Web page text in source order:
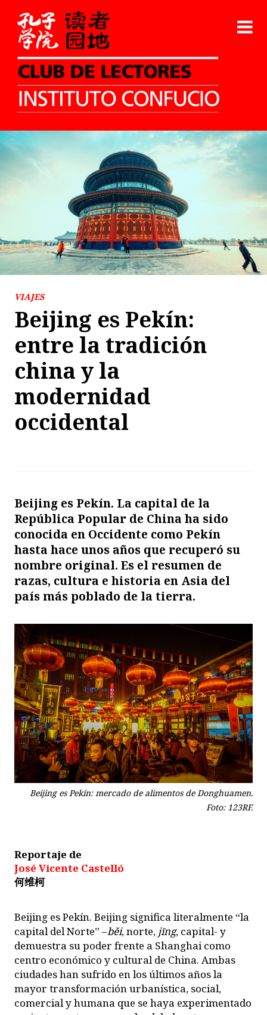
VIAJES
Beijing es Pekín:
entre la tradición
china y la
modernidad
occidental
Beijing es Pekín. La capital de la
República Popular de China ha sido
conocida en Occidente como Pekín
hasta hace unos años que recuperó su
nombre original. Es el resumen de
razas, cultura e historia en Asia del
país más poblado de la tierra.
Beijing es Pekín: mercado de alimentos de Donghuamen.
Foto: 123RF.
Reportaje de
José Vicente Castelló
何维柯
Beijing es Pekín. Beijing significa literalmente “la
capital del Norte” –běi, norte, jīng, capital- y
demuestra su poder frente a Shanghai como
centro económico y cultural de China. Ambas
ciudades han sufrido en los últimos años la
mayor transformación urbanística, social,
comercial y humana que se haya experimentado